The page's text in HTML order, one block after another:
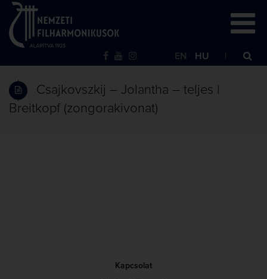
EN HU
Csajkovszkij – Jolantha – teljes |
Breitkopf (zongorakivonat)
Kapcsolat